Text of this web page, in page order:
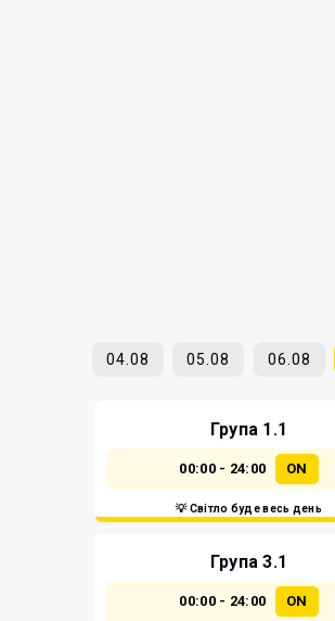
04.08 05.08 06.08
Група 1.1
00:00 - 24:00 ON
💡 Світло буде весь день
Група 3.1
00:00 - 24:00 ON